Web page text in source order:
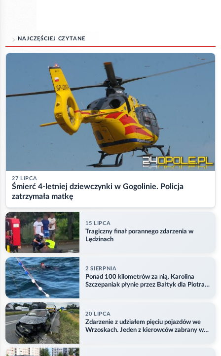
NAJCZĘŚCIEJ CZYTANE
27 LIPCA
Śmierć 4-letniej dziewczynki w Gogolinie. Policja
zatrzymała matkę
15 LIPCA
Tragiczny finał porannego zdarzenia w
Lędzinach
2 SIERPNIA
Ponad 100 kilometrów za nią. Karolina
Szczepaniak płynie przez Bałtyk dla Piotra.
20 LIPCA
Zdarzenie z udziałem pięciu pojazdów we
Wrzoskach. Jeden z kierowców zabrany w